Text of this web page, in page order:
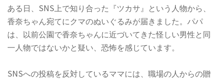
ある日、SNS上で知り合った『ツカサ』という人物から、
香奈ちゃん宛てにクマのぬいぐるみが届きました。パパ
は、以前公園で香奈ちゃんに近づいてきた怪しい男性と同
一人物ではないかと疑い、恐怖を感じています。
SNSへの投稿を反対しているママには、職場の人からの贈